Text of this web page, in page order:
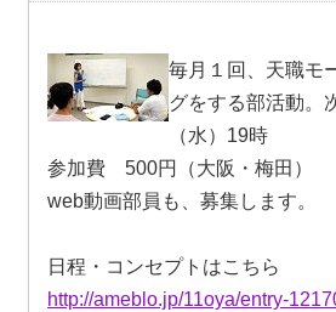
毎月１回、天職モ
グをする部活動。
（水）19時
参加費 500円（大阪・梅田）
web動画部員も、募集します。
日程・コンセプトはこちら
http://ameblo.jp/11oya/entry-